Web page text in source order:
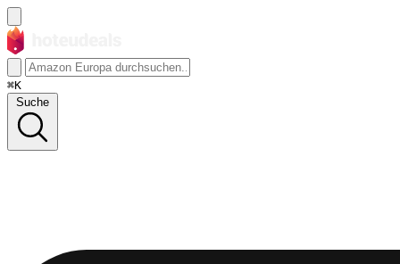
⌘K
Suche